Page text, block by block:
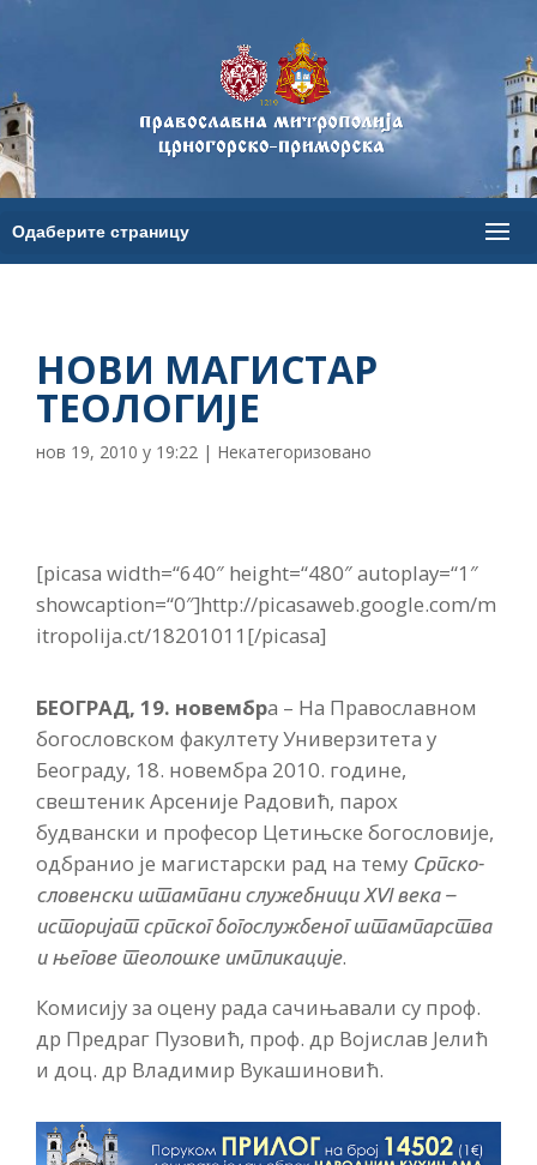
НОВИ МАГИСТАР
ТЕОЛОГИЈЕ
нов 19, 2010 у 19:22 | Некатегоризовано
[picasa width=“640″ height=“480″ autoplay=“1″
showcaption=“0″]http://picasaweb.google.com/m
itropolija.ct/18201011[/picasa]
БЕОГРАД, 19. новембра – На Православном
богословском факултету Универзитета у
Београду, 18. новембра 2010. године,
свештеник Арсеније Радовић, парох
будвански и професор Цетињске богословије,
одбранио је магистарски рад на тему Српско-
словенски штампани служебници XVI века –
историјат српског богослужбеног штампарства
и његове теолошке импликације.
Комисију за оцену рада сачињавали су проф.
др Предраг Пузовић, проф. др Војислав Јелић
и доц. др Владимир Вукашиновић.